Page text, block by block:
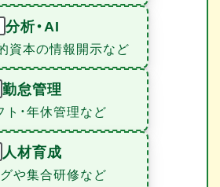
分析・AI
資本の情報開示など
勤怠管理
・年休管理など
人材育成
や集合研修など